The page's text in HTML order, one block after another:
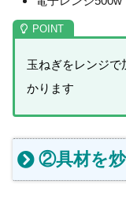
玉ねぎをレンジで
かります
②具材を